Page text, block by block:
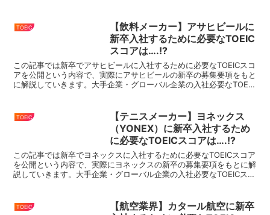
TOEIC
【飲料メーカー】アサヒビールに
新卒入社するために必要なTOEIC
スコアは….!?
この記事では新卒でアサヒビールに入社するために必要なTOEICスコ
アを公開という内容で、実際にアサヒビールの新卒の募集要項をもと
に解説していきます。大手企業・グローバル企業の入社必要なTOEIC
TOEIC
【テニスメーカー】ヨネックス
（YONEX）に新卒入社するため
に必要なTOEICスコアは….!?
この記事では新卒でヨネックスに入社するために必要なTOEICスコア
を公開という内容で、実際にヨネックスの新卒の募集要項をもとに解
説していきます。大手企業・グローバル企業の入社必要なTOEICスコ
TOEIC
【航空業界】カタール航空に新卒